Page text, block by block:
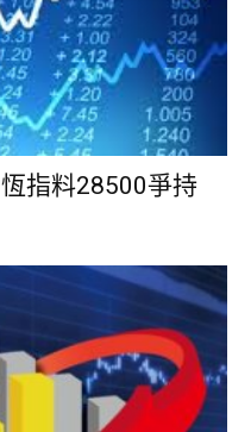
指料28500爭持